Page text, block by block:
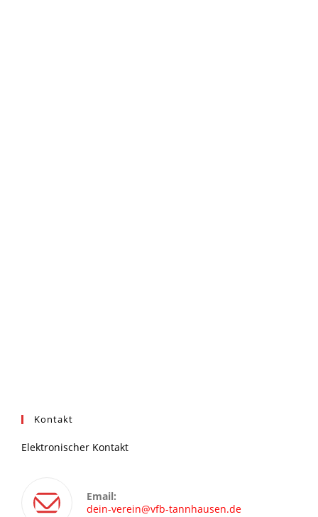
Kontakt
Elektronischer Kontakt
Email:
dein-verein@vfb-tannhausen.de